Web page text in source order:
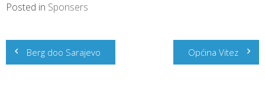
Posted in Sponsers
Post
navigation
Berg doo Sarajevo Općina Vitez